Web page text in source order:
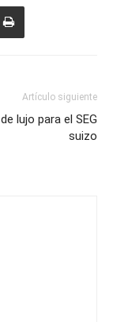
Artículo siguiente
lujo para el SEG
suizo